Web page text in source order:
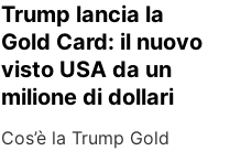
Trump lancia la
Gold Card: il nuovo
visto USA da un
milione di dollari
Cos’è la Trump Gold